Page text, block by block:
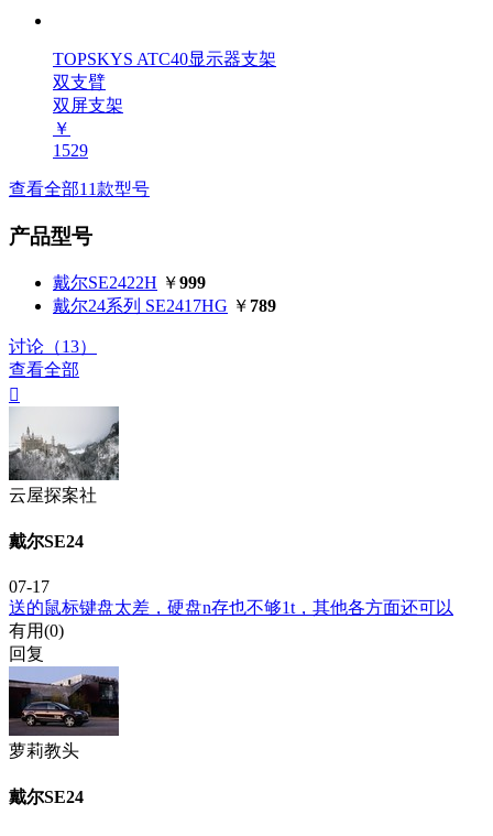
TOPSKYS ATC40显示器支架
双支臂
双屏支架
￥
1529
查看全部11款型号
产品型号
戴尔SE2422H ￥999
戴尔24系列 SE2417HG ￥ 789
讨论（13）
查看全部

云屋探案社
戴尔SE24
07-17
送的鼠标键盘太差，硬盘n存也不够1t，其他各方面还可以
有用(0)
回复
萝莉教头
戴尔SE24